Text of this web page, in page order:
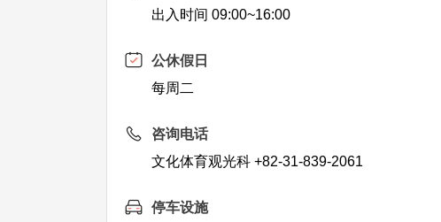
出入时间 09:00~16:00
公休假日
每周二
咨询电话
文化体育观光科 +82-31-839-2061
停车设施